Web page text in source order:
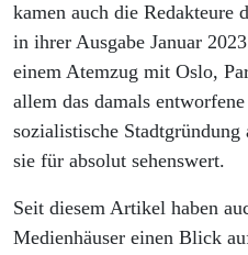
kamen auch die Redakteure
in ihrer Ausgabe Januar
einem Atemzug mit Oslo,
allem das damals
sozialistische
sie für absolut sehenswert.
Seit diesem Artikel haben
Medienhäuser einen Blick